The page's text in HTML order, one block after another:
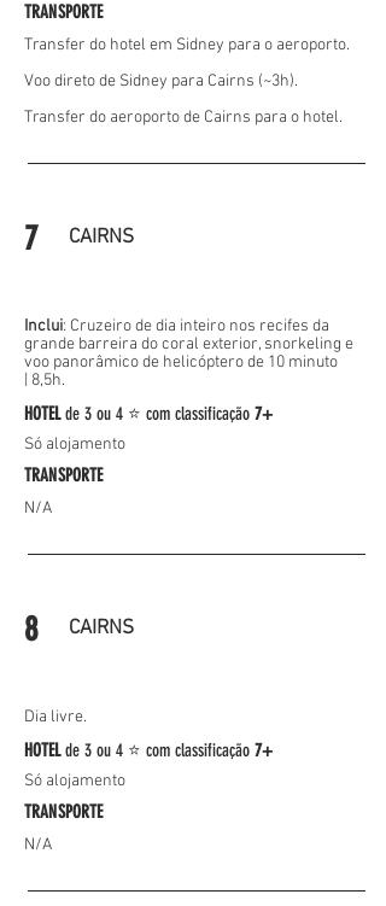
TRANSPORTE
Transfer do hotel em Sidney para o aeroporto.
Voo direto de Sidney para Cairns (~3h).
Transfer do aeroporto de Cairns para o hotel.
7 CAIRNS
Inclui: Cruzeiro de dia inteiro nos recifes da
grande barreira do coral exterior, snorkeling e
voo panorâmico de helicóptero de 10 minuto
8,5h.
HOTELde 3 ou 4 ⭐ com classificação 7+
Só alojamento
TRANSPORTE
N/A
8 CAIRNS
Dia livre.
HOTELde 3 ou 4 ⭐ com classificação 7+
Só alojamento
TRANSPORTE
N/A